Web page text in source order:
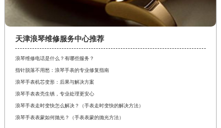
天津浪琴维修服务中心推荐
浪琴维修电话是什么？有哪些服务？
指针脱落不用愁：浪琴手表的专业修复指南
浪琴手表机芯变形：后果与解决方案
浪琴手表表壳生锈，专业处理更安心
浪琴手表走时变快怎么解决？（手表走时变快的解决方法）
浪琴手表表蒙如何抛光？（手表表蒙的抛光方法）